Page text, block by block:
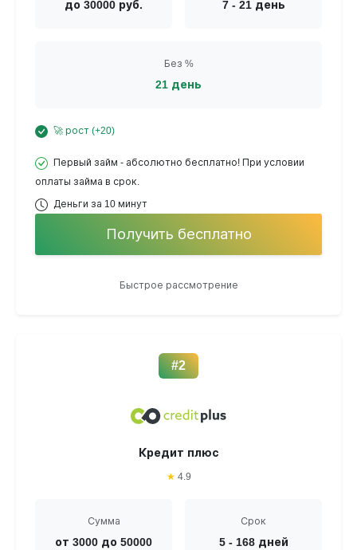
до 30000 руб. 7 - 21 день
Без %
21 день
🚀 рост (+20)
Первый займ - абсолютно бесплатно! При условии
оплаты займа в срок.
Деньги за 10 минут
Получить бесплатно
Быстрое рассмотрение
#2
Кредит плюс
★ 4.9
Сумма
от 3000 до 50000
Срок
5 - 168 дней